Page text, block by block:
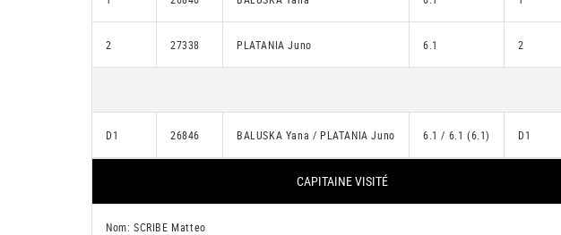
2 27338 PLATANIA Juno 6.1 2
D1 26846 BALUSKA Yana / PLATANIA Juno 6.1 / 6.1 (6.1) D1
CAPITAINE VISITÉ
Nom: SCRIBE Matteo